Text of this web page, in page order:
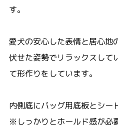
す。
愛犬の安心した表情と居心地
伏せた姿勢でリラックスして
て形作りをしています。
内側底にバッグ用底板とシー
※しっかりとホールド感が必